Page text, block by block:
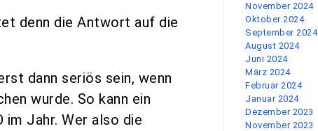
denn die Antwort auf die
dann seriös sein, wenn
wurde. So kann ein
im Jahr. Wer also die
November 2024
Oktober 2024
September 2024
August 2024
Juni 2024
März 2024
Februar 2024
Januar 2024
Dezember 2023
November 2023